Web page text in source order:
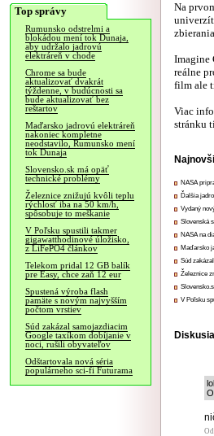
Top správy
Rumunsko odstrelmi a
blokádou mení tok Dunaja,
aby udržalo jadrovú
elektráreň v chode
Chrome sa bude
aktualizovať dvakrát
týždenne, v budúcnosti sa
bude aktualizovať bez
reštartov
Maďarsko jadrovú elektráreň
nakoniec kompletne
neodstavilo, Rumunsko mení
tok Dunaja
Slovensko.sk má opäť
technické problémy
Železnice znižujú kvôli teplu
rýchlosť iba na 50 km/h,
spôsobuje to meškanie
V Poľsku spustili takmer
gigawatthodinové úložisko,
z LiFePO4 článkov
Telekom pridal 12 GB balík
pre Easy, chce zaň 12 eur
Spustená výroba flash
pamäte s novým najvyšším
počtom vrstiev
Súd zakázal samojazdiacim
Google taxíkom dobíjanie v
noci, rušili obyvateľov
Odštartovala nová séria
populárneho sci-fi Futurama
Na
Imagine
reálne
film ale
Viac
stránku
NASA
Ďalšia
Vydaný
Slovenská
NASA na
Maďarsko
Súd
Železnice
V Poľsku